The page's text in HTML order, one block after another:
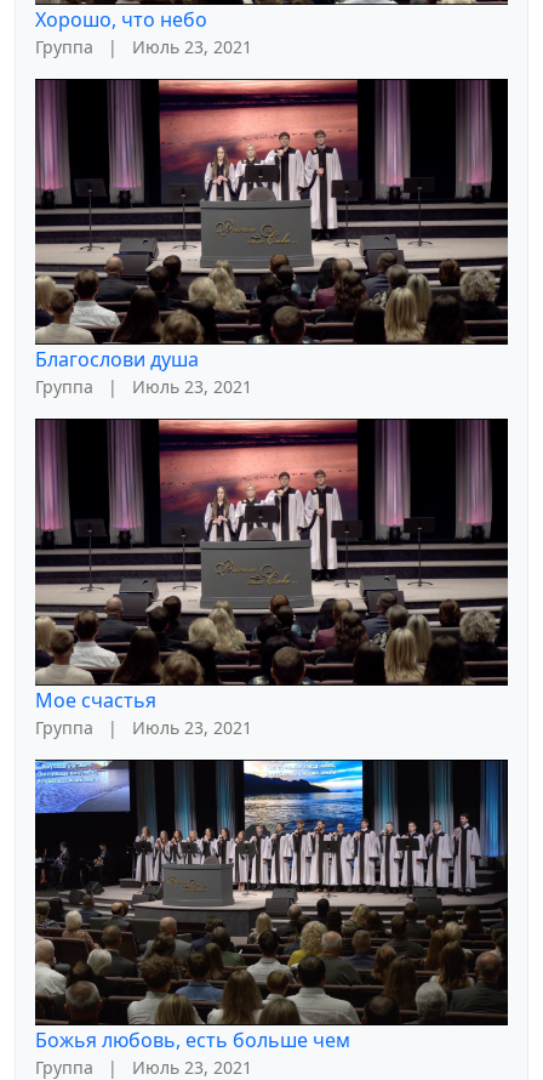
Хорошо, что небо
Группа | Июль 23, 2021
Благослови душа
Группа | Июль 23, 2021
Мое счастья
Группа | Июль 23, 2021
Божья любовь, есть больше чем
Группа | Июль 23, 2021